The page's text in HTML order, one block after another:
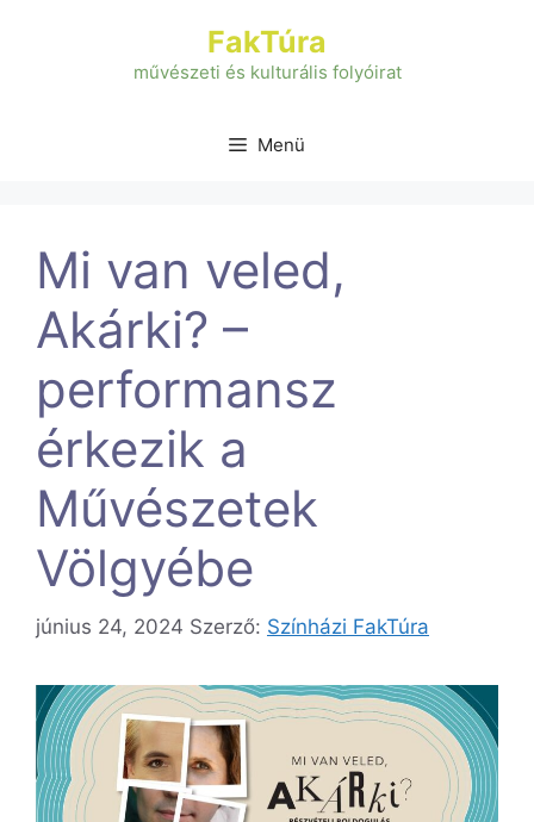
FakTúra
művészeti és kulturális folyóirat
Menü
Mi van veled,
Akárki? –
performansz
érkezik a
Művészetek
Völgyébe
június 24, 2024 Szerző: Színházi FakTúra